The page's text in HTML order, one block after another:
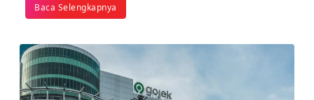
Baca Selengkapnya